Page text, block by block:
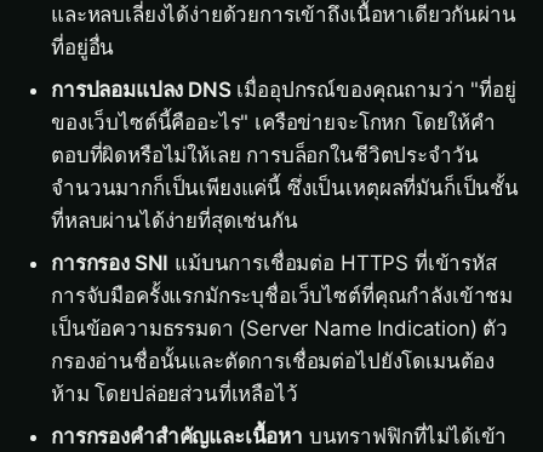
และหลบเลี่ยงได้ง่ายด้วยการเข้าถึงเนื้อหาเดียวกันผ่าน
ที่อยู่อื่น
การปลอมแปลง DNSเมื่ออุปกรณ์ของคุณถามว่า "ที่อยู่
ของเว็บไซต์นี้คืออะไร" เครือข่ายจะโกหก โดยให้คำ
ตอบที่ผิดหรือไม่ให้เลย การบล็อกในชีวิตประจำวัน
จำนวนมากก็เป็นเพียงแค่นี้ ซึ่งเป็นเหตุผลที่มันก็เป็นชั้น
ที่หลบผ่านได้ง่ายที่สุดเช่นกัน
การกรอง SNI แม้บนการเชื่อมต่อ HTTPS ที่เข้ารหัส
การจับมือครั้งแรกมักระบุชื่อเว็บไซต์ที่คุณกำลังเข้าชม
เป็นข้อความธรรมดา (Server Name Indication) ตัว
กรองอ่านชื่อนั้นและตัดการเชื่อมต่อไปยังโดเมนต้อง
ห้าม โดยปล่อยส่วนที่เหลือไว้
การกรองคำสำคัญและเนื้อหา บนทราฟฟิกที่ไม่ได้เข้า